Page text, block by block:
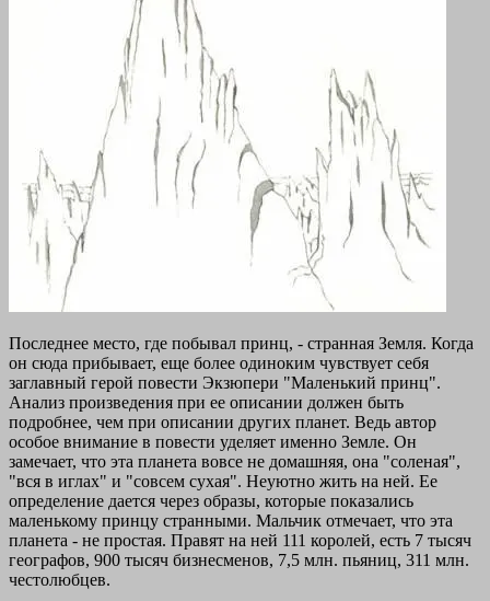
Последнее место, где побывал принц, - странная Земля. Когда
он сюда прибывает, еще более одиноким чувствует себя
заглавный герой повести Экзюпери "Маленький принц".
Анализ произведения при ее описании должен быть
подробнее, чем при описании других планет. Ведь автор
особое внимание в повести уделяет именно Земле. Он
замечает, что эта планета вовсе не домашняя, она "соленая",
"вся в иглах" и "совсем сухая". Неуютно жить на ней. Ее
определение дается через образы, которые показались
маленькому принцу странными. Мальчик отмечает, что эта
планета - не простая. Правят на ней 111 королей, есть 7 тысяч
географов, 900 тысяч бизнесменов, 7,5 млн. пьяниц, 311 млн.
честолюбцев.